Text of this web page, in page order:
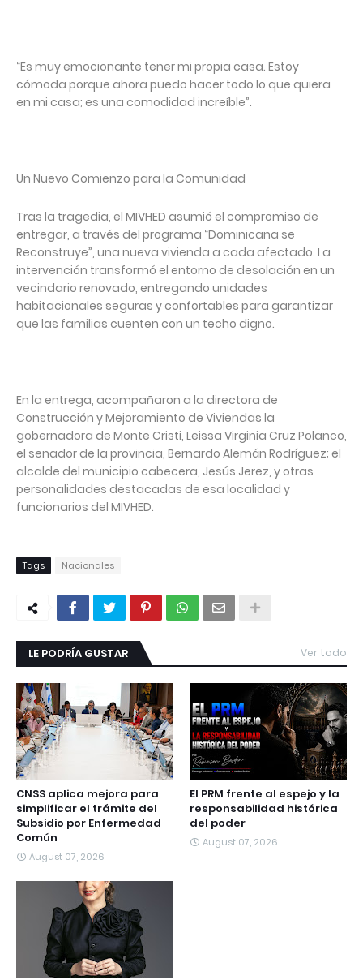
“Es muy emocionante tener mi propia casa. Estoy
cómoda porque ahora puedo hacer todo lo que quiera
en mi casa; es una comodidad increíble”.
Un Nuevo Comienzo para la Comunidad
Tras la tragedia, el MIVHED asumió el compromiso de
entregar, a través del programa “Dominicana se
Reconstruye”, una nueva vivienda a cada afectado. La
intervención transformó el entorno de desolación en un
vecindario renovado, entregando unidades
habitacionales seguras y confortables para garantizar
que las familias cuenten con un techo digno.
En la entrega, acompañaron a la directora de
Construcción y Mejoramiento de Viviendas la
gobernadora de Monte Cristi, Leissa Virginia Cruz Polanco,
el senador de la provincia, Bernardo Alemán Rodríguez; el
alcalde del municipio cabecera, Jesús Jerez, y otras
personalidades destacadas de esa localidad y
funcionarios del MIVHED.
Tags Nacionales
LE PODRÍA GUSTAR Ver todo
CNSS aplica mejora para
simplificar el trámite del
Subsidio por Enfermedad
Común
August 07, 2026
El PRM frente al espejo y la
responsabilidad histórica
del poder
August 07, 2026